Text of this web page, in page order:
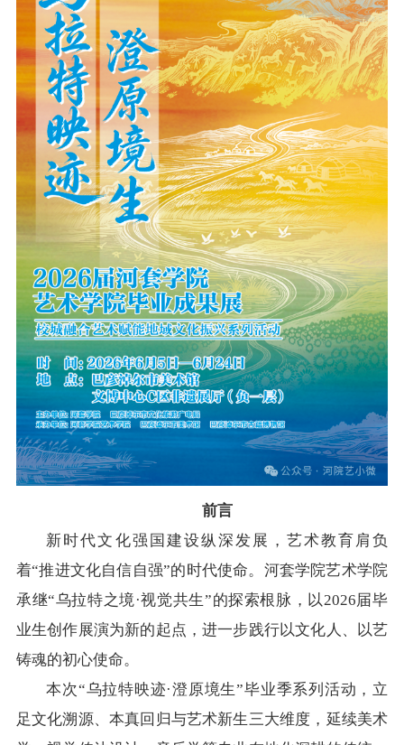
办事大厅 高效办成一件事
政民互动
市长信箱 新闻发布会
在线访谈 意见征集 诉求公开
智能问答
走进巴彦淖尔
行政区划 自然地理 资源禀赋
人文历史
前言
新时代文化强国建设纵深发展，艺术教育肩负
着“推进文化自信自强”的时代使命。河套学院艺术学院
承继“乌拉特之境·视觉共生”的探索根脉，以2026届毕
业生创作展演为新的起点，进一步践行以文化人、以艺
铸魂的初心使命。
本次“乌拉特映迹·澄原境生”毕业季系列活动，立
足文化溯源、本真回归与艺术新生三大维度，延续美术